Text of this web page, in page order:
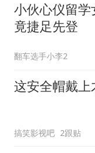
小伙心仪留学
竟捷足先登
翻车选手小李2
这安全帽戴上
搞笑影视吧 2跟贴